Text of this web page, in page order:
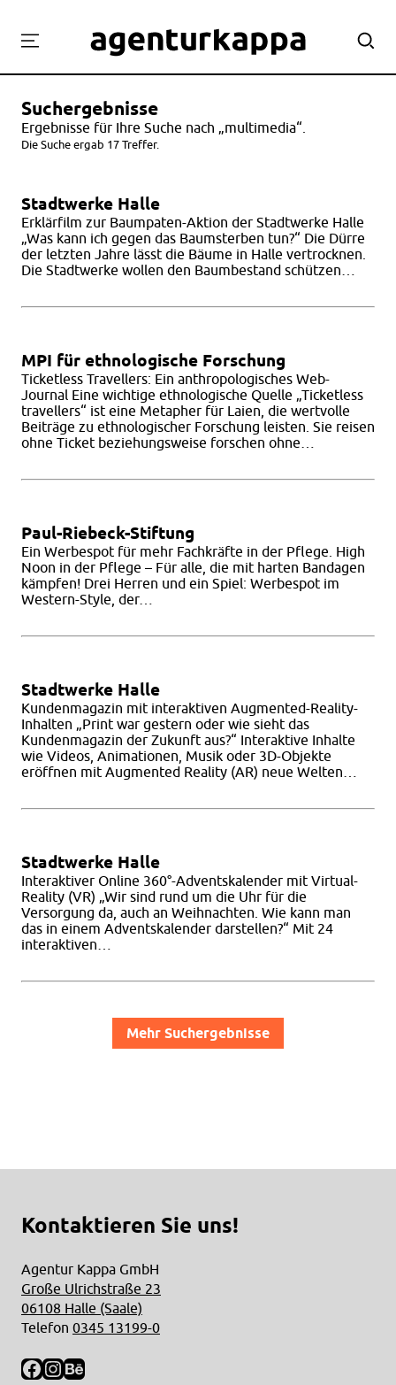
Suchergebnisse
Ergebnisse für Ihre Suche nach „multimedia“.
Die Suche ergab 17 Treffer.
Stadtwerke Halle
Erklärfilm zur Baumpaten-Aktion der Stadtwerke Halle
„Was kann ich gegen das Baumsterben tun?“ Die Dürre
der letzten Jahre lässt die Bäume in Halle vertrocknen.
Die Stadtwerke wollen den Baumbestand schützen…
MPI für ethnologische Forschung
Ticketless Travellers: Ein anthropologisches Web-
Journal Eine wichtige ethnologische Quelle „Ticketless
travellers“ ist eine Metapher für Laien, die wertvolle
Beiträge zu ethnologischer Forschung leisten. Sie reisen
ohne Ticket beziehungsweise forschen ohne…
Paul-Riebeck-Stiftung
Ein Werbespot für mehr Fachkräfte in der Pflege. High
Noon in der Pflege – Für alle, die mit harten Bandagen
kämpfen! Drei Herren und ein Spiel: Werbespot im
Western-Style, der…
Stadtwerke Halle
Kundenmagazin mit interaktiven Augmented-Reality-
Inhalten „Print war gestern oder wie sieht das
Kundenmagazin der Zukunft aus?“ Interaktive Inhalte
wie Videos, Animationen, Musik oder 3D-Objekte
eröffnen mit Augmented Reality (AR) neue Welten…
Stadtwerke Halle
Interaktiver Online 360°-Adventskalender mit Virtual-
Reality (VR) „Wir sind rund um die Uhr für die
Versorgung da, auch an Weihnachten. Wie kann man
das in einem Adventskalender darstellen?“ Mit 24
interaktiven…
Beitragsnavigation
Mehr Suchergebnisse
Kontaktieren Sie uns!
Agentur Kappa GmbH
Große Ulrichstraße 23
06108 Halle (Saale)
Telefon 0345 13199-0
Facebook
Instagram
Behance